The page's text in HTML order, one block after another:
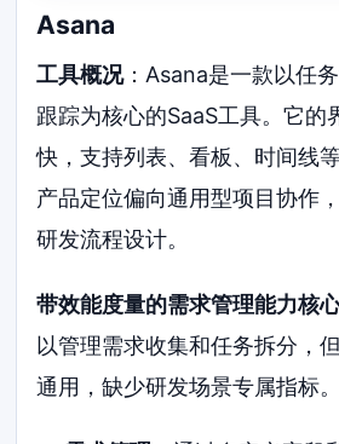
Asana
工具概况：Asana是一款以任
跟踪为核心的SaaS工具。它的
快，支持列表、看板、时间线
产品定位偏向通用型项目协作
研发流程设计。
带效能度量的需求管理能力核
以管理需求收集和任务拆分，
通用，缺少研发场景专属指标。